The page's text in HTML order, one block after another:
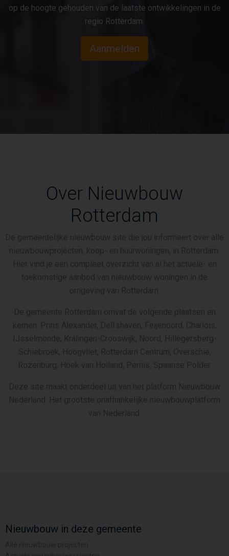
op de hoogte gehouden van de laatste ontwikkelingen in de
regio Rotterdam.
Aanmelden
Over Nieuwbouw
Rotterdam
De gemeentelijke nieuwbouw site die jou informeert over alle
nieuwbouwprojecten, koop- en huurwoningen, in Rotterdam.
Hier vind je een compleet overzicht van al het actuele- en
toekomstige aanbod van nieuwbouw woningen in de
omgeving van Rotterdam.
De gemeente Rotterdam omvat de volgende plaatsen en
kernen: Prins Alexander, Delfshaven, Feijenoord, Charlois,
IJsselmonde, Kralingen-Crooswijk, Noord, Hillegersberg-
Schiebroek, Hoogvliet, Rotterdam Centrum, Overschie,
Rozenburg, Hoek van Holland, Pernis, Spaanse Polder.
Deze site maakt onderdeel uit van het platform Nieuwbouw
Nederland. Het grootste onafhankelijke nieuwbouwplatform
van Nederland.
Nieuwbouw in deze gemeente